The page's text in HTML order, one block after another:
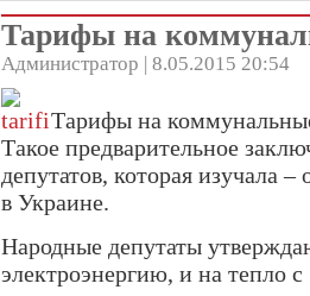
Тарифы на
Администратор | 8.05.2015 20:54
Тарифы на
Такое предварительное
депутатов, которая изучала
в Украине.
Народные депутаты
электроэнергию, и на тепло